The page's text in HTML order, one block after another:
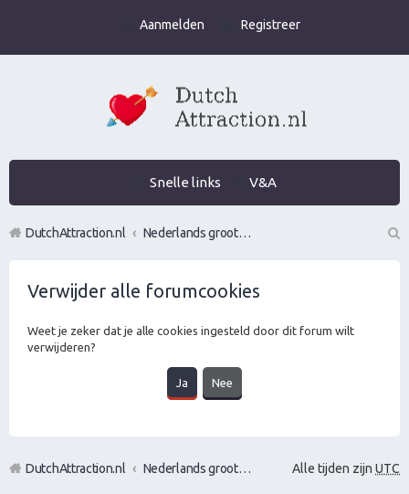
Aanmelden Registreer
Snelle links V&A
DutchAttraction.nl
Nederlands grootste Dutch Attraction, Lifestyle, Vrouwen versieren en Pick-Up (PUA) Forum
Verwijder alle forumcookies
Weet je zeker dat je alle cookies ingesteld door dit forum wilt
verwijderen?
Alle tijden zijn UTC
DutchAttraction.nl Nederlands grootste Dutch Attraction, Lifestyle, Vrouwen versieren en Pick-Up (PUA) Forum